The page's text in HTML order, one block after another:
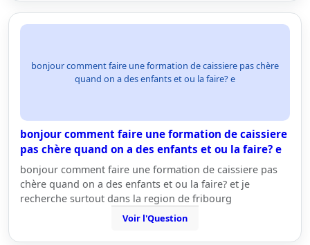
bonjour comment faire une formation de caissiere pas chère
quand on a des enfants et ou la faire? e
bonjour comment faire une formation de caissiere
pas chère quand on a des enfants et ou la faire? e
bonjour comment faire une formation de caissiere pas
chère quand on a des enfants et ou la faire? et je
recherche surtout dans la region de fribourg
Voir l'Question